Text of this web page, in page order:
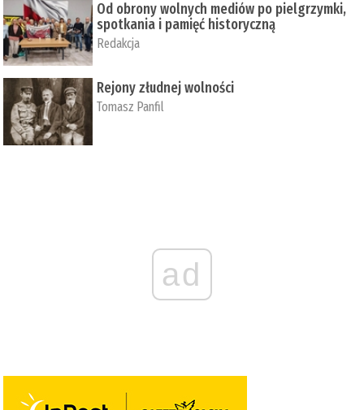
Od obrony wolnych mediów po pielgrzymki,
spotkania i pamięć historyczną
Redakcja
Rejony złudnej wolności
Tomasz Panfil
ad